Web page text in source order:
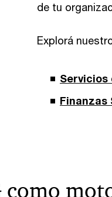
de tu
Explorá
Finanzas
como